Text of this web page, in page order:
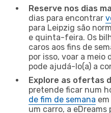
Reserve nos dias
dias para encontrar
para Leipzig são
e quinta-feira. Os
caros aos fins de
por isso, voar a meio
pode ajudá-lo(a) a
Explore as ofertas
pretende ficar num
de fim de semana
um carro, a